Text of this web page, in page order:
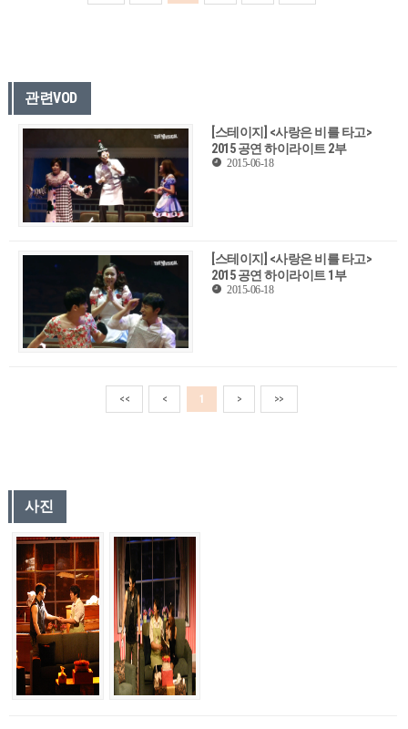
관련VOD
[스테이지] <사랑은 비를 타고>
2015 공연 하이라이트 2부
2015-06-18
[스테이지] <사랑은 비를 타고>
2015 공연 하이라이트 1부
2015-06-18
<< < 1 > >>
사진